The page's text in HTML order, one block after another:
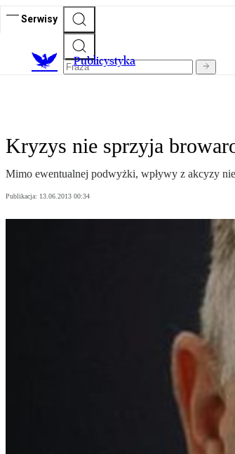
Serwisy
Publicystyka
Kryzys nie sprzyja
Mimo ewentualnej podwyżki, wpływy z akcyzy
Publikacja: 13.06.2013 00:34